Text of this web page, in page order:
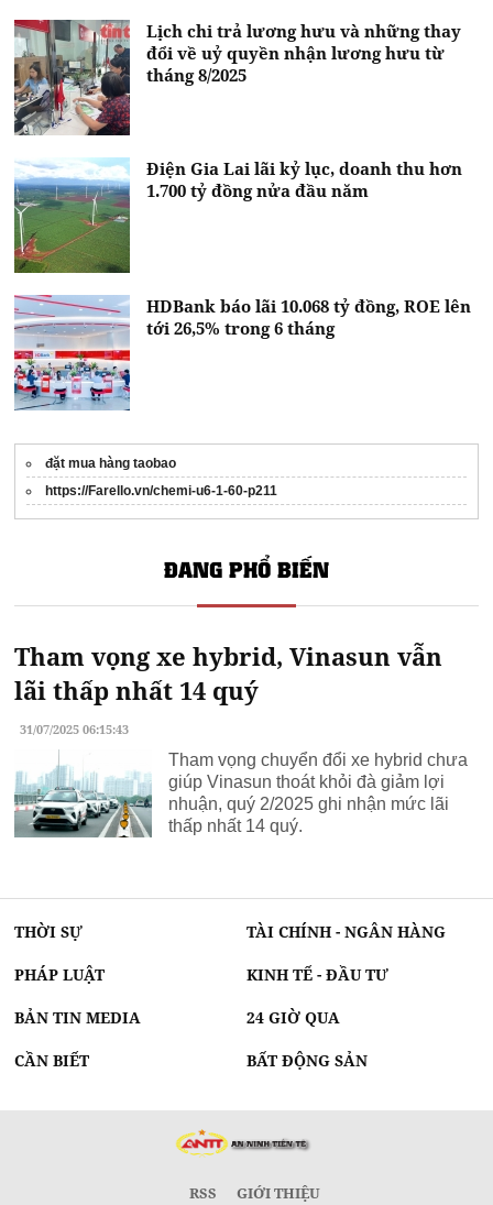
Lịch chi trả lương hưu và những thay
đổi về uỷ quyền nhận lương hưu từ
tháng 8/2025
Điện Gia Lai lãi kỷ lục, doanh thu hơn
1.700 tỷ đồng nửa đầu năm
HDBank báo lãi 10.068 tỷ đồng, ROE lên
tới 26,5% trong 6 tháng
đặt mua hàng taobao
https://Farello.vn/chemi-u6-1-60-p211
ĐANG PHỔ BIẾN
Tham vọng xe hybrid, Vinasun vẫn
lãi thấp nhất 14 quý
31/07/2025 06:15:43
Tham vọng chuyển đổi xe hybrid chưa
giúp Vinasun thoát khỏi đà giảm lợi
nhuận, quý 2/2025 ghi nhận mức lãi
thấp nhất 14 quý.
THỜI SỰ TÀI CHÍNH - NGÂN HÀNG
PHÁP LUẬT KINH TẾ - ĐẦU TƯ
BẢN TIN MEDIA 24 GIỜ QUA
CẦN BIẾT BẤT ĐỘNG SẢN
RSS GIỚI THIỆU